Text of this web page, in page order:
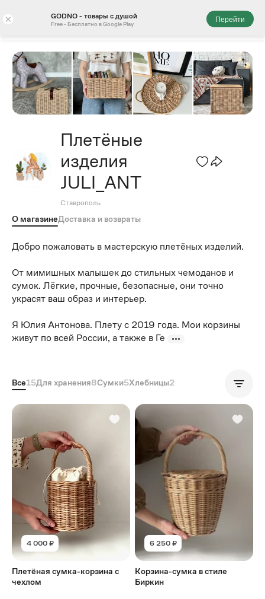
× GODNO - товары с душой
Free - Бесплатно в Google Play
Перейти
Плетёные
изделия
JULI_ANT
Ставрополь
О магазинеДоставка и возвраты
Добро пожаловать в мастерскую плетёных изделий.
От мимишных малышек до стильных чемоданов и
сумок. Лёгкие, прочные, безопасные, они точно
украсят ваш образ и интерьер.
Я Юлия Антонова. Плету с 2019 года. Мои корзины
живут по всей России, а также в Ге
Все15Для хранения8Сумки5Хлебницы2 Популярные
4 000 ₽
Плетёная сумка-корзина с
чехлом
6 250 ₽
Корзина-сумка в стиле
Биркин